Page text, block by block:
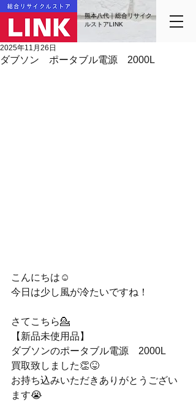
熊本八代｜総合リサイク
ルストアLINK
ダブソン ポータブル電源 2000L
2025年11月26日
こんにちは☺️
今日は少し風が冷たいですね！
さてこちら💁
【新品未使用品】
ダブソンのポータブル電源　2000L
買取致しました👏😝
お持ち込みいただきありがとうござい
ます😭